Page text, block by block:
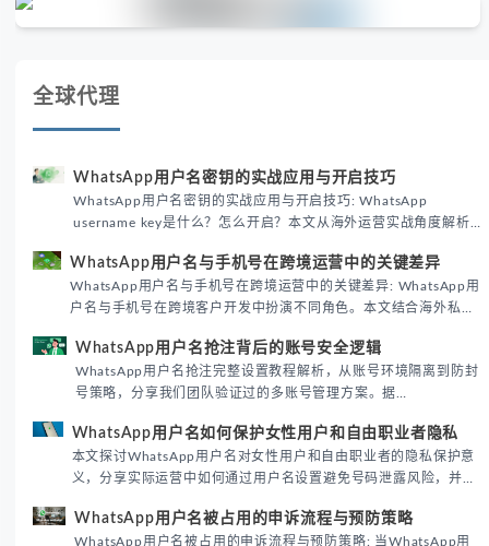
WhatsApp用户名密钥的实战应用与开启技巧
username key是什么？怎么开启？本文从海外运营实战角度解析
WhatsApp用户名密钥的核心价值、开启步骤及常见误区，帮助跨
境团队高效触达目标客户。
WhatsApp用户名与手机号在跨境运营中的关键差异
户名与手机号在跨境客户开发中扮演不同角色。本文结合海外私域
运营实战经验，解析两者在触达效率、账号安全及客户管理中的实
际差异，帮助团队优化WhatsApp营销策略。
WhatsApp用户名抢注背后的账号安全逻辑
号策略，分享我们团队验证过的多账号管理方案。据
DataReportal 2026趋势报告显示，跨境私域运营中账号矩阵稳定
性直接影响转化率。
WhatsApp用户名如何保护女性用户和自由职业者隐私
义，分享实际运营中如何通过用户名设置避免号码泄露风险，并提
供3种安全使用方案。据DataReportal 2026报告显示，隐私保护
已成为全球数字沟通的首要考量。
WhatsApp用户名被占用的申诉流程与预防策略
户名被占用时，用户可以通过官方申诉渠道尝试恢复。本文详细解
析申诉步骤、预防措施及常见问题，帮助用户有效管理WhatsApp